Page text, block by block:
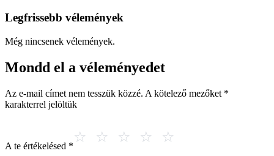
Legfrissebb vélemények
Még nincsenek vélemények.
Mondd el a véleményedet
Az e-mail címet nem tesszük közzé. A kötelező mezőket *
karakterrel jelöltük
A te értékelésed *